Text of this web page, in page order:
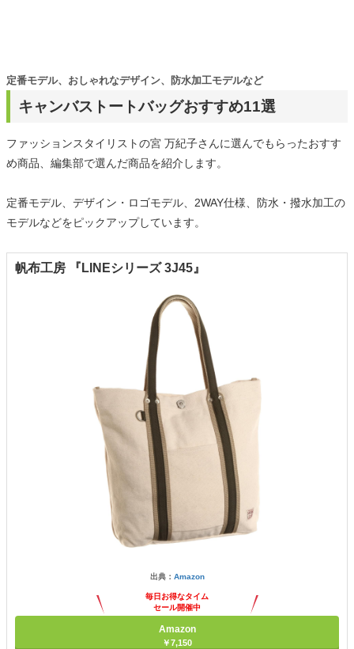
キャンバストートバッグおすすめ11選
定番モデル、おしゃれなデザイン、防水加工モデルなど
ファッションスタイリストの宮 万紀子さんに選んでもらったおすす
め商品、編集部で選んだ商品を紹介します。
定番モデル、デザイン・ロゴモデル、2WAY仕様、防水・撥水加工の
モデルなどをピックアップしています。
帆布工房 『LINEシリーズ 3J45』
出典： Amazon
毎日お得なタイム
セール開催中
Amazon
￥7,150